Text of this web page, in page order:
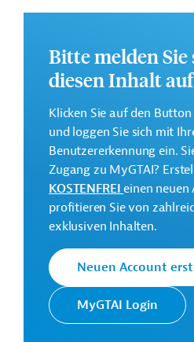
finden Sie auf derWebseite
und im Originaldokument, das
bereitsteht.
GTAI informiert über dieW
Schwerpunkte, Regularien
Geschäftsanbahnung.
Gesamtkosten:
176 Millionen US-Dollar
Geberbeitrag:
100 Millionen US-Dollar (IDA,
Kontaktadressen
Bitte melden Sie
diesen Inhalt
Klicken Sie auf den
und loggen Sie sich mit
Benutzererkennung ein.
Zugang zu MyGTAI?
KOSTENFREIeinen neuen
profitieren Sie von
exklusiven Inhalten.
Neuen Account
MyGTAI Login